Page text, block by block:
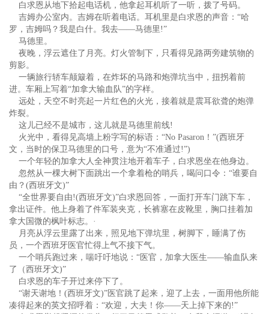
白求恩从地下拾起电话机，他拿起耳机听了一听，拨了号码。
吉姆办公室内。吉姆在听着电话。耳机里是白求恩的声音：“哈
罗，吉姆吗？我是白什。我去——马德里!”
马德里。
夜晚，浮云遮住了月亮。灯火管制下，只看得见路两旁建筑物的
剪影。
一辆旅行轿车颠簸着，在炸坏的马路和炮弹坑当中，扭拐着前
进。车厢上写着“加拿大输血队”的字样。
远处，天空不时亮起一片红色的火光，接着就是震耳欲聋的炮弹
炸裂。
这儿已经不是城市，这儿就是马德里前线!
火光中，看得见高墙上粉字写的标语：“No Pasaron！”(西班牙
文，当时的保卫马德里的口号，意为“不准通过!”)
一个年轻的加拿大人全神贯注地开着车子，白求恩坐在他身边。
忽然从一棵大树下面跳出一个拿着枪的哨兵，喝问口令：“谁要自
由？(西班牙文)”
“全世界要自由!(西班牙文)”白求恩回答，一面打开车门跳下车，
拿出证件。他上身着了件军装夹克，长裤塞在皮靴里，胸口挂着加
拿大国微的枫叶标志。·
月亮从浮云里露了出来，照见地下弹坑里，树脚下，睡满了伤
员，一个西班牙医官忙得上气不接下气。
一个哨兵跑过来，喘吁吁地说：“医官，加拿大医生——输血队来
了（西班牙文)”
白求恩的车子开过来停下了。
“谢天谢地！(西班牙文)”医官跳了起来，迎了上去，一面用他所能
凑得起来的英文招呼着：“欢迎，大夫！你——天上掉下来的!”